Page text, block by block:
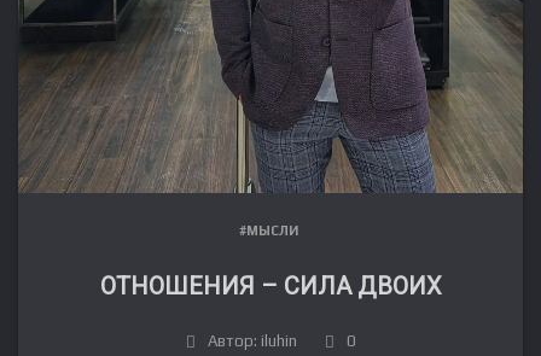
#МЫСЛИ
ОТНОШЕНИЯ – СИЛА ДВОИХ
Автор: iluhin 0